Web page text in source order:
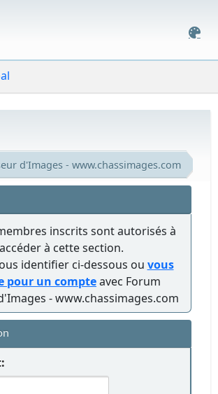
d'Images - www.chassimages.com
inscrits sont autorisés à
accéder à cette section.
identifier ci-dessous ou vous
pour un compteavec Forum
- www.chassimages.com